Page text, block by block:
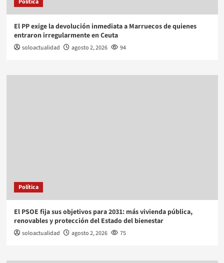
Política
El PP exige la devolución inmediata a Marruecos de quienes
entraron irregularmente en Ceuta
soloactualidad agosto 2, 2026 94
Política
El PSOE fija sus objetivos para 2031: más vivienda pública,
renovables y protección del Estado del bienestar
soloactualidad agosto 2, 2026 75